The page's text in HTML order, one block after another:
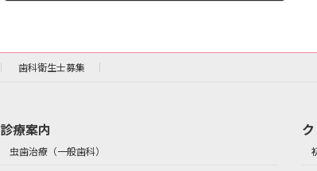
歯科衛生士募集
診療案内
虫歯治療（一般歯科）